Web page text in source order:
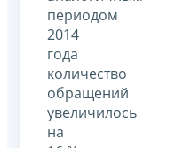
периодом
2014
года
количество
обращений
увеличилось
на